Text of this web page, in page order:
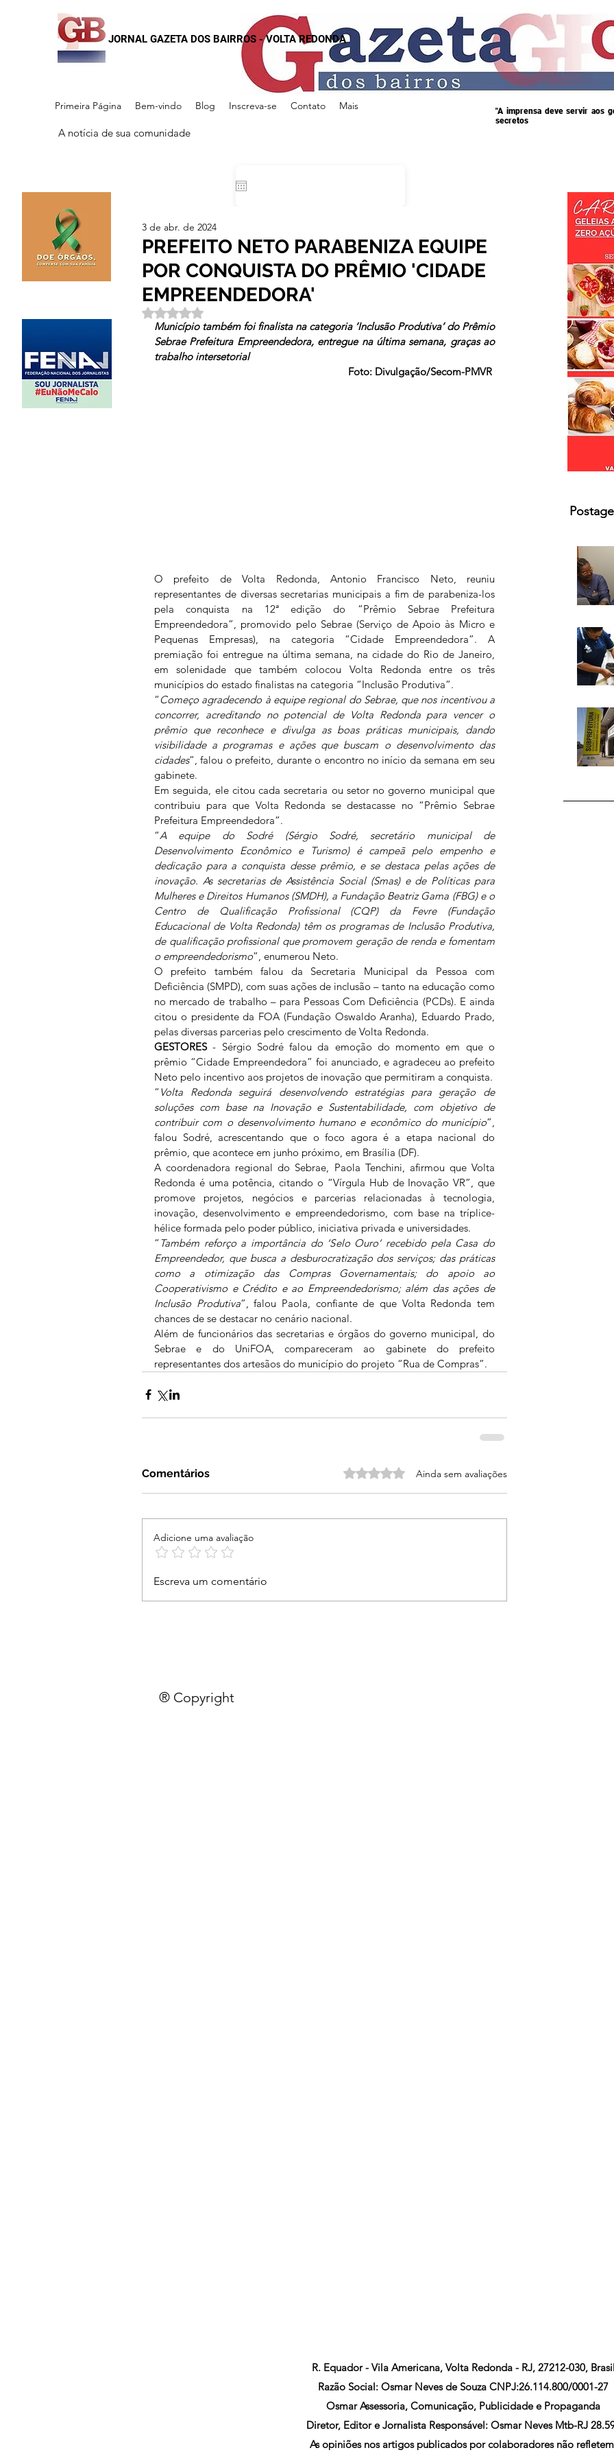
JORNAL GAZETA DOS BAIRROS - VOLTA REDONDA
Primeira Página Bem-vindo Blog Inscreva-se Contato Mais
A notícia de sua comunidade
"A imprensa deve servir aos
secretos
PREFEITO NETO PARABENIZA EQUIPE
POR CONQUISTA DO PRÊMIO 'CIDADE
EMPREENDEDORA'
3 de abr. de 2024
Avaliado com NaN de 5 estrelas.
Município também foi finalista na categoria ‘Inclusão Produtiva’ do Prêmio
Sebrae Prefeitura Empreendedora, entregue na última semana, graças ao
trabalho intersetorial
Foto: Divulgação/Secom-PMVR
O prefeito de Volta Redonda, Antonio Francisco Neto, reuniu
representantes de diversas secretarias municipais a fim de parabeniza-los
pela conquista na 12ª edição do “Prêmio Sebrae Prefeitura
Empreendedora”, promovido pelo Sebrae (Serviço de Apoio às Micro e
Pequenas Empresas), na categoria “Cidade Empreendedora”. A
premiação foi entregue na última semana, na cidade do Rio de Janeiro,
em solenidade que também colocou Volta Redonda entre os três
municípios do estado finalistas na categoria “Inclusão Produtiva”.
“ Começo agradecendo à equipe regional do Sebrae, que nos incentivou a
concorrer, acreditando no potencial de Volta Redonda para vencer o
prêmio que reconhece e divulga as boas práticas municipais, dando
visibilidade a programas e ações que buscam o desenvolvimento das
cidades”, falou o prefeito, durante o encontro no início da semana em seu
gabinete.
Em seguida, ele citou cada secretaria ou setor no governo municipal que
contribuiu para que Volta Redonda se destacasse no “Prêmio Sebrae
Prefeitura Empreendedora”.
“A equipe do Sodré (Sérgio Sodré, secretário municipal de
Desenvolvimento Econômico e Turismo) é campeã pelo empenho e
dedicação para a conquista desse prêmio, e se destaca pelas ações de
inovação. As secretarias de Assistência Social (Smas) e de Políticas para
Mulheres e Direitos Humanos (SMDH), a Fundação Beatriz Gama (FBG) e o
Centro de Qualificação Profissional (CQP) da Fevre (Fundação
Educacional de Volta Redonda) têm os programas de Inclusão Produtiva,
de qualificação profissional que promovem geração de renda e fomentam
o empreendedorismo”, enumerou Neto.
O prefeito também falou da Secretaria Municipal da Pessoa com
Deficiência (SMPD), com suas ações de inclusão – tanto na educação como
no mercado de trabalho – para Pessoas Com Deficiência (PCDs). E ainda
citou o presidente da FOA (Fundação Oswaldo Aranha), Eduardo Prado,
pelas diversas parcerias pelo crescimento de Volta Redonda.
GESTORES - Sérgio Sodré falou da emoção do momento em que o
prêmio “Cidade Empreendedora” foi anunciado, e agradeceu ao prefeito
Neto pelo incentivo aos projetos de inovação que permitiram a conquista.
“ Volta Redonda seguirá desenvolvendo estratégias para geração de
soluções com base na Inovação e Sustentabilidade, com objetivo de
contribuir com o desenvolvimento humano e econômico do município”,
falou Sodré, acrescentando que o foco agora é a etapa nacional do
prêmio, que acontece em junho próximo, em Brasília (DF).
A coordenadora regional do Sebrae, Paola Tenchini, afirmou que Volta
Redonda é uma potência, citando o “Vírgula Hub de Inovação VR”, que
promove projetos, negócios e parcerias relacionadas à tecnologia,
inovação, desenvolvimento e empreendedorismo, com base na tríplice-
hélice formada pelo poder público, iniciativa privada e universidades.
“ Também reforço a importância do ‘Selo Ouro’ recebido pela Casa do
Empreendedor, que busca a desburocratização dos serviços; das práticas
como a otimização das Compras Governamentais; do apoio ao
Cooperativismo e Crédito e ao Empreendedorismo; além das ações de
Inclusão Produtiva”, falou Paola, confiante de que Volta Redonda tem
chances de se destacar no cenário nacional.
Além de funcionários das secretarias e órgãos do governo municipal, do
Sebrae e do UniFOA, compareceram ao gabinete do prefeito
representantes dos artesãos do município do projeto “Rua de Compras”.
Comentários Avaliado com 0 de 5 estrelas.
Ainda sem avaliações
Adicione uma avaliação
Escreva um comentário
® Copyright
R. Equador - Vila Americana, Volta Redonda - RJ, 27212-030, Brasil
Razão Social: Osmar Neves de Souza CNPJ:26.114.800/0001-27
Osmar Assessoria, Comunicação, Publicidade e Propaganda
Diretor, Editor e Jornalista Responsável: Osmar Neves Mtb-RJ
As opiniões nos artigos publicados por colaboradores não